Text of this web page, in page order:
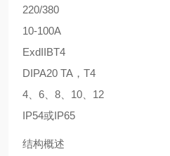
220/380
10-100A
ExdIIBT4
DIPA20 TA，T4
4、6、8、10、12
IP54或IP65
结构概述